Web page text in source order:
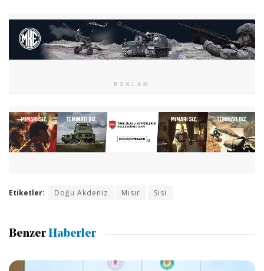
REKLAM
Etiketler: Doğu Akdeniz Mısır Sisi
Benzer Haberler